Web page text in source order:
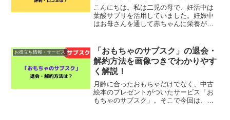
みた！
こんにちは。私は二児の母で、妊活中は
葉酸サプリを活用していました。妊娠中
はお母さんを通して赤ちゃんに栄養が運
す。そんなときにおすすめなのが、オー
ガニックレモン由来の天然葉...
お役立ち情報・サービス
「おもちゃのサブスク」の退会・
解約方法を画像つきでわかりやす
く解説！
月齢に合ったおもちゃだけでなく、中古
絵本のプレゼントがついたサービス「お
もちゃのサブスク」。そこで今回は、